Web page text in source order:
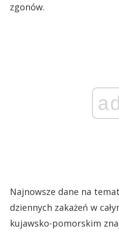
zgonów.
Najnowsze dane na
dziennych zakażeń w
kujawsko-pomorskim